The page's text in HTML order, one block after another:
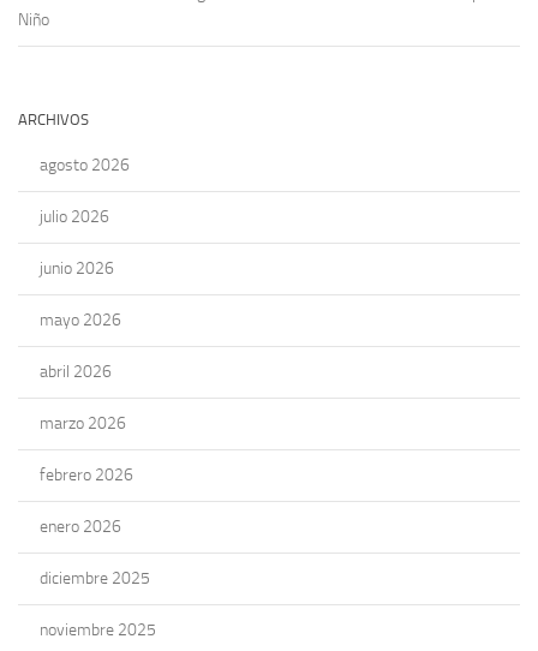
Niño
ARCHIVOS
agosto 2026
julio 2026
junio 2026
mayo 2026
abril 2026
marzo 2026
febrero 2026
enero 2026
diciembre 2025
noviembre 2025